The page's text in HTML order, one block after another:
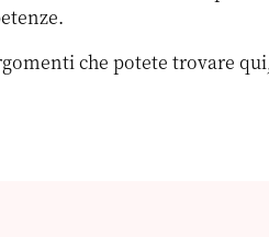
che potete trovare